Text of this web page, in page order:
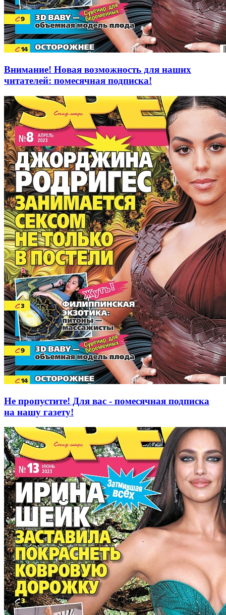
Внимание! Новая возможность для наших
читателей: помесячная подписка!
Не пропустите! Для вас - помесячная подписка
на нашу газету!